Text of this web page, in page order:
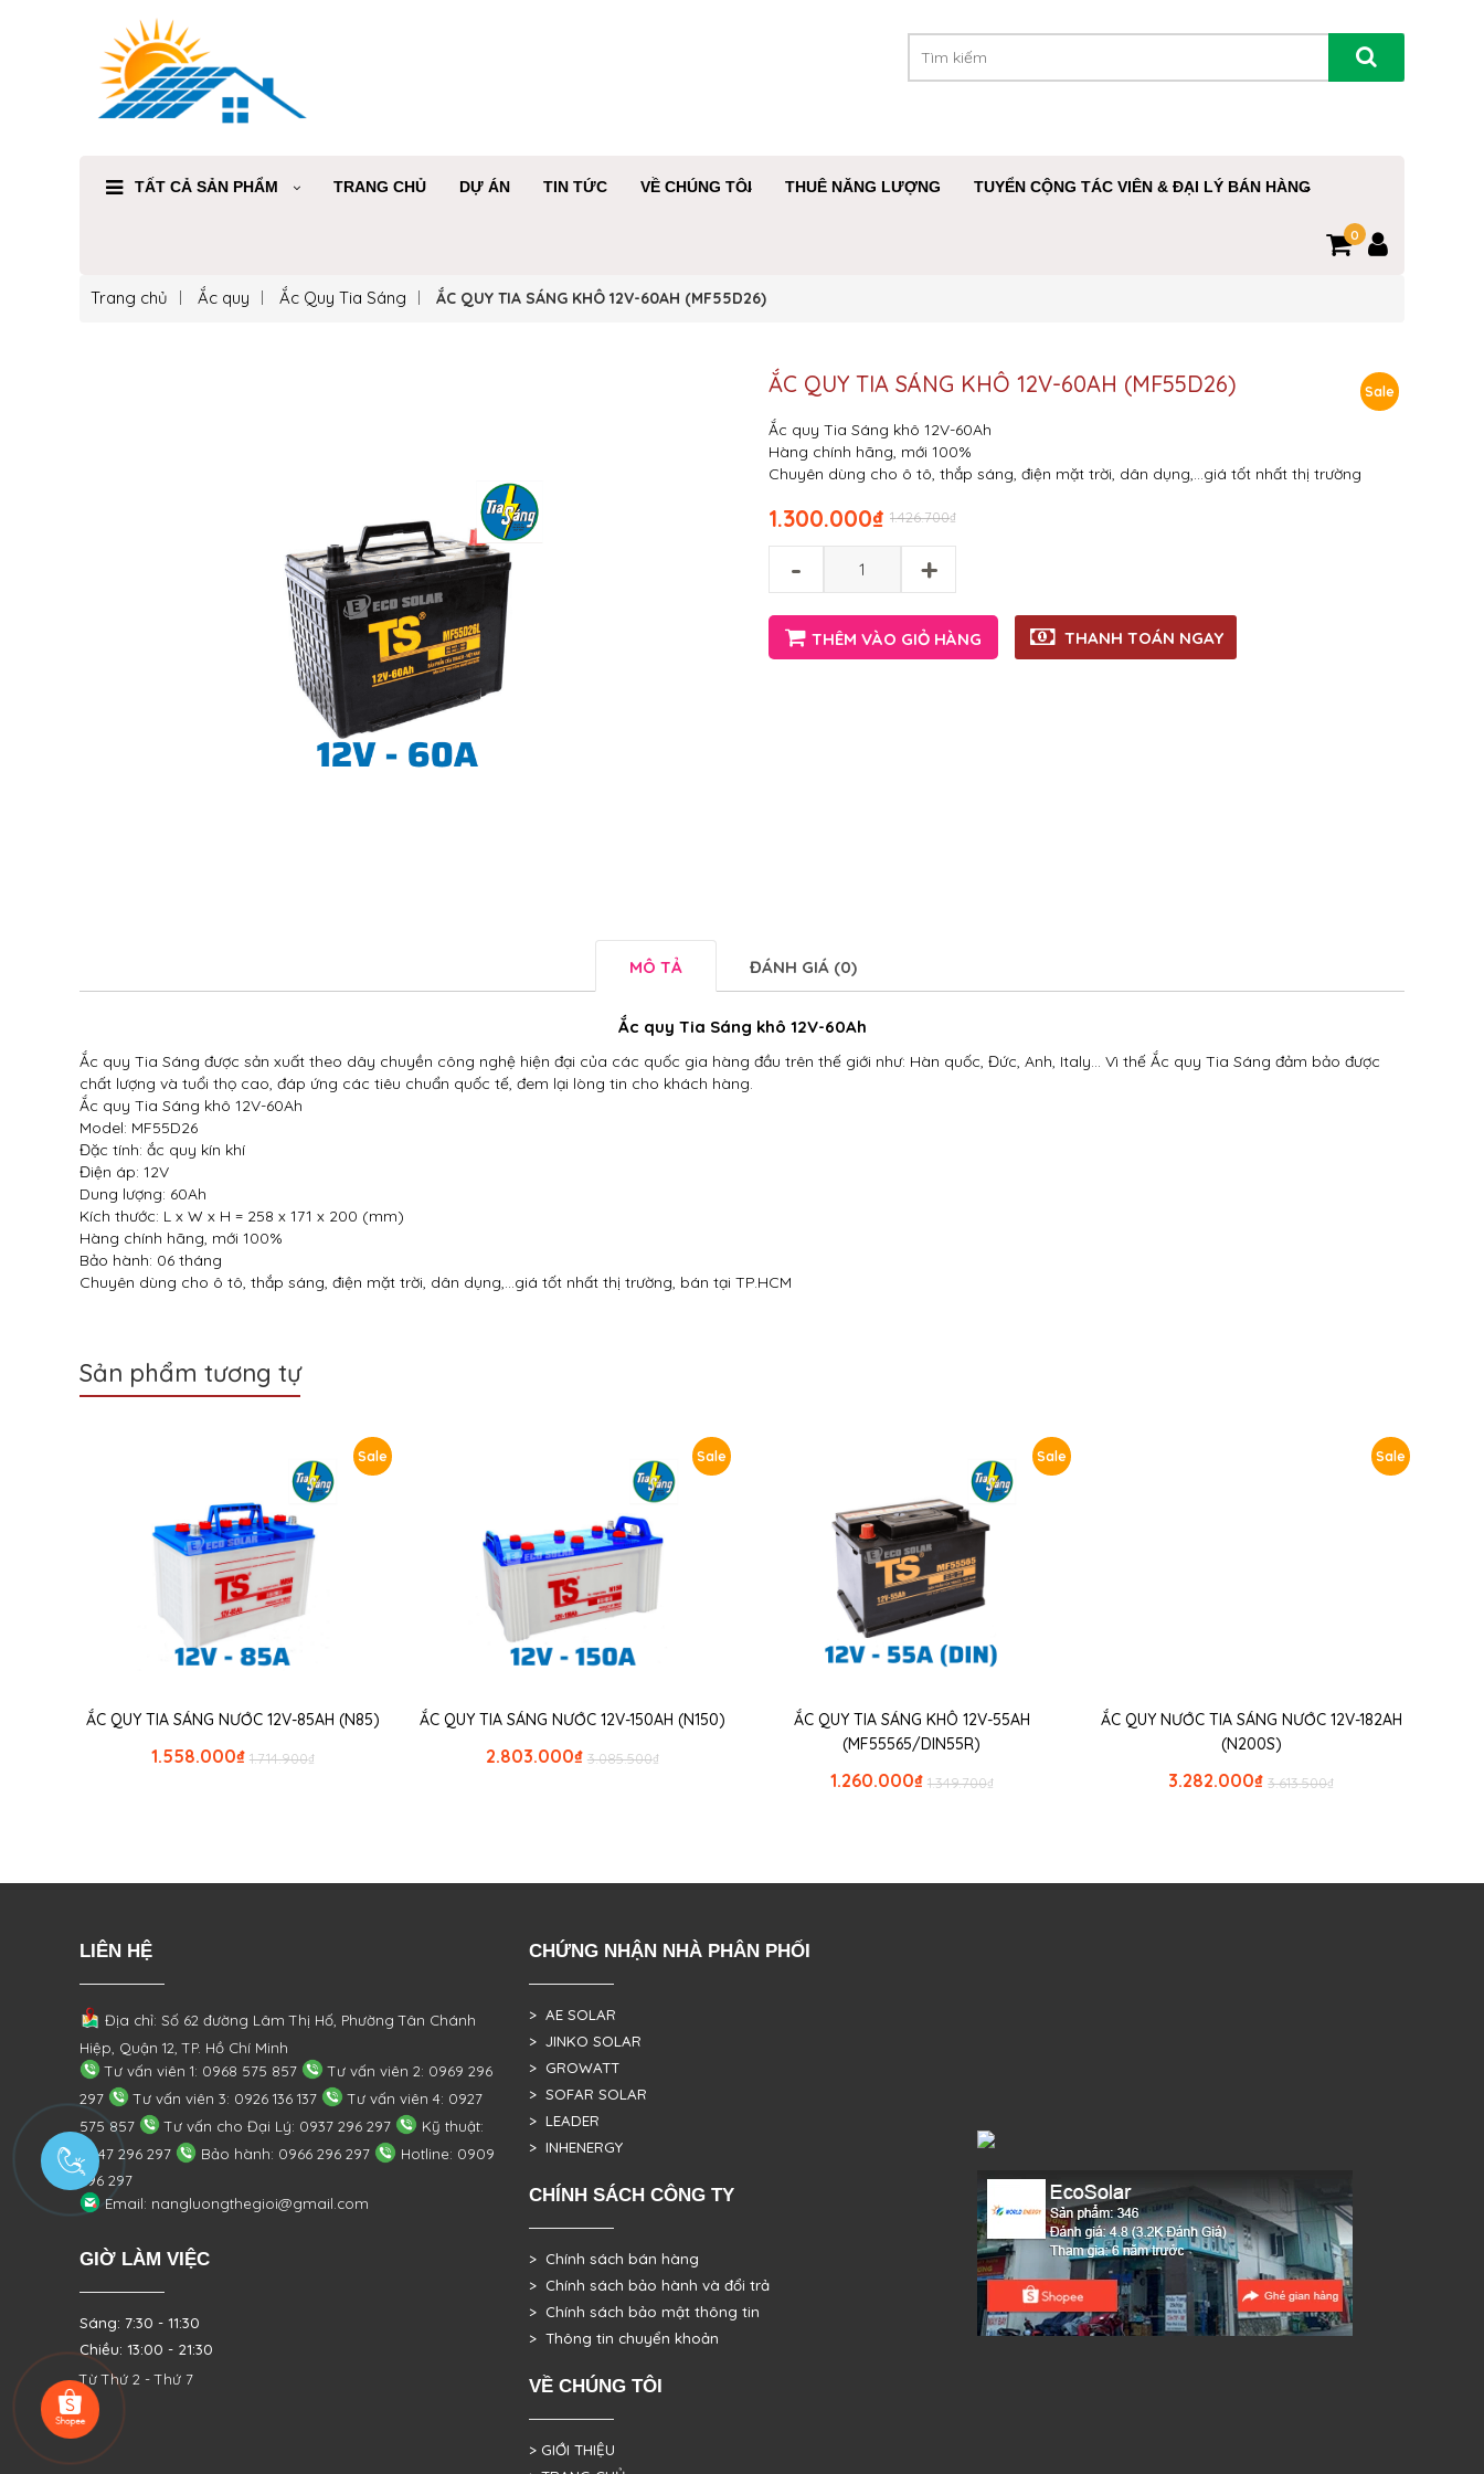
TẤT CẢ SẢN PHẨM TRANG CHỦ DỰ ÁN TIN TỨC VỀ CHÚNG TÔI THUÊ NĂNG LƯỢNG TUYỂN CỘNG TÁC VIÊN & ĐẠI LÝ BÁN HÀNG
0
Trang chủ Ắc quy Ắc Quy Tia Sáng ẮC QUY TIA SÁNG KHÔ 12V-60AH (MF55D26)
Sale
ẮC QUY TIA SÁNG KHÔ 12V-60AH (MF55D26)
Ắc quy Tia Sáng khô 12V-60Ah
Hàng chính hãng, mới 100%
Chuyên dùng cho ô tô, thắp sáng, điện mặt trời, dân dụng,…giá tốt nhất thị trường
₫
1.426.700
₫
1.300.000
- +
THÊM VÀO GIỎ HÀNG THANH TOÁN NGAY
MÔ TẢ ĐÁNH GIÁ (0)
Ắc quy Tia Sáng khô 12V-60Ah
Ắc quy Tia Sáng được sản xuất theo dây chuyền công nghệ hiện đại của các quốc gia hàng đầu trên thế giới như: Hàn quốc, Đức, Anh, Italy… Vì thế Ắc quy Tia Sáng đảm bảo được
chất lượng và tuổi thọ cao, đáp ứng các tiêu chuẩn quốc tế, đem lại lòng tin cho khách hàng.
Ắc quy Tia Sáng khô 12V-60Ah
Model: MF55D26
Đặc tính: ắc quy kín khí
Điện áp: 12V
Dung lượng: 60Ah
Kích thước: L x W x H = 258 x 171 x 200 (mm)
Hàng chính hãng, mới 100%
Bảo hành: 06 tháng
Chuyên dùng cho ô tô, thắp sáng, điện mặt trời, dân dụng,…giá tốt nhất thị trường, bán tại TP.HCM
Sản phẩm tương tự
Sale
ẮC QUY TIA SÁNG NƯỚC 12V-85AH (N85)
₫
1.714.900
₫
1.558.000
Sale
ẮC QUY TIA SÁNG NƯỚC 12V-150AH (N150)
₫
3.085.500
₫
2.803.000
Sale
ẮC QUY TIA SÁNG KHÔ 12V-55AH
(MF55565/DIN55R)
₫
1.349.700
₫
1.260.000
Sale
ẮC QUY NƯỚC TIA SÁNG NƯỚC 12V-182AH
(N200S)
₫
3.613.500
₫
3.282.000
LIÊN HỆ
Địa chỉ: Số 62 đường Lâm Thị Hố, PhườngTân Chánh
Hiệp, Quận 12, TP. Hồ Chí Minh
Tư vấn viên 1: 0968 575 857
Tư vấn viên 2: 0969 296
297
Tư vấn viên 3: 0926 136 137
Tư vấn viên 4: 0927
575 857
Tư vấn cho Đại Lý: 0937 296 297
Kỹ thuật:
0947 296 297
Bảo hành: 0966 296 297
Hotline: 0909
296 297
Email: nangluongthegioi@gmail.com
GIỜ LÀM VIỆC
Sáng: 7:30 - 11:30
Chiều: 13:00 - 21:30
Từ Thứ 2 - Thứ 7
CHỨNG NHẬN NHÀ PHÂN PHỐI
> AE SOLAR
> JINKO SOLAR
> GROWATT
> SOFAR SOLAR
> LEADER
> INHENERGY
CHÍNH SÁCH CÔNG TY
> Chính sách bán hàng
> Chính sách bảo hành và đổi trả
> Chính sách bảo mật thông tin
> Thông tin chuyển khoản
VỀ CHÚNG TÔI
> GIỚI THIỆU